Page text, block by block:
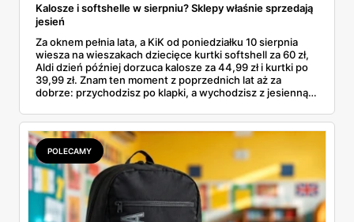
Kalosze i softshelle w sierpniu? Sklepy właśnie sprzedają
jesień
Za oknem pełnia lata, a KiK od poniedziałku 10 sierpnia
wiesza na wieszakach dziecięce kurtki softshell za 60 zł,
Aldi dzień później dorzuca kalosze za 44,99 zł i kurtki po
39,99 zł. Znam ten moment z poprzednich lat aż za
dobrze: przychodzisz po klapki, a wychodzisz z jesienną
pojawi się w gazetkach w przyszłym tygodniu i czy jest
sens kupować jesień, zanim skończą się wakacje.
POLECAMY